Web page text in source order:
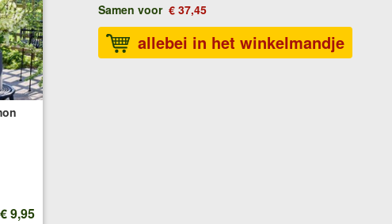
€ 9,95
Samen voor € 37,45
allebei in het winkelmandje